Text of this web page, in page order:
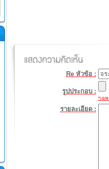
Re หัวข้อ :
รูปประกอบ :
*เฉ
รายละเอียด :